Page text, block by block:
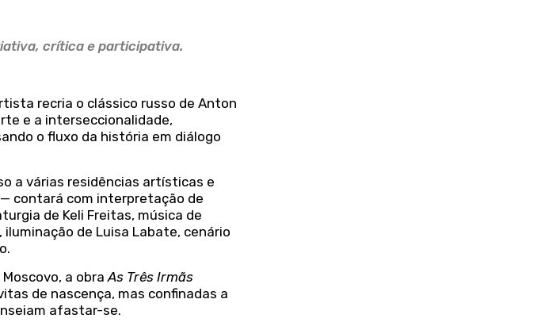
crítica e participativa.
recria o clássico russo de Anton
e a interseccionalidade,
o fluxo da história em diálogo
a várias residências artísticas e
contará com interpretação de
de Keli Freitas, música de
de Luisa Labate, cenário
Moscovo, a obraAs Três Irmãs
de nascença, mas confinadas a
afastar-se.